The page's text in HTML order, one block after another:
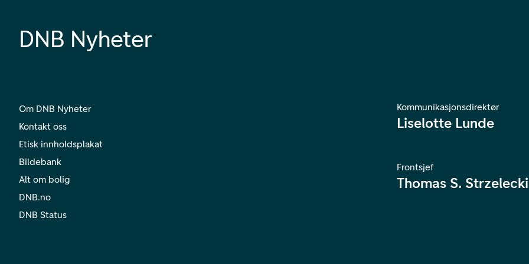
DNB Nyheter
Om DNB Nyheter
Kontakt oss
Etisk innholdsplakat
Bildebank
Alt om bolig
DNB.no
DNB Status
Kommunikasjonsdirektør
Liselotte Lunde
Frontsjef
Thomas S. Strzelecki